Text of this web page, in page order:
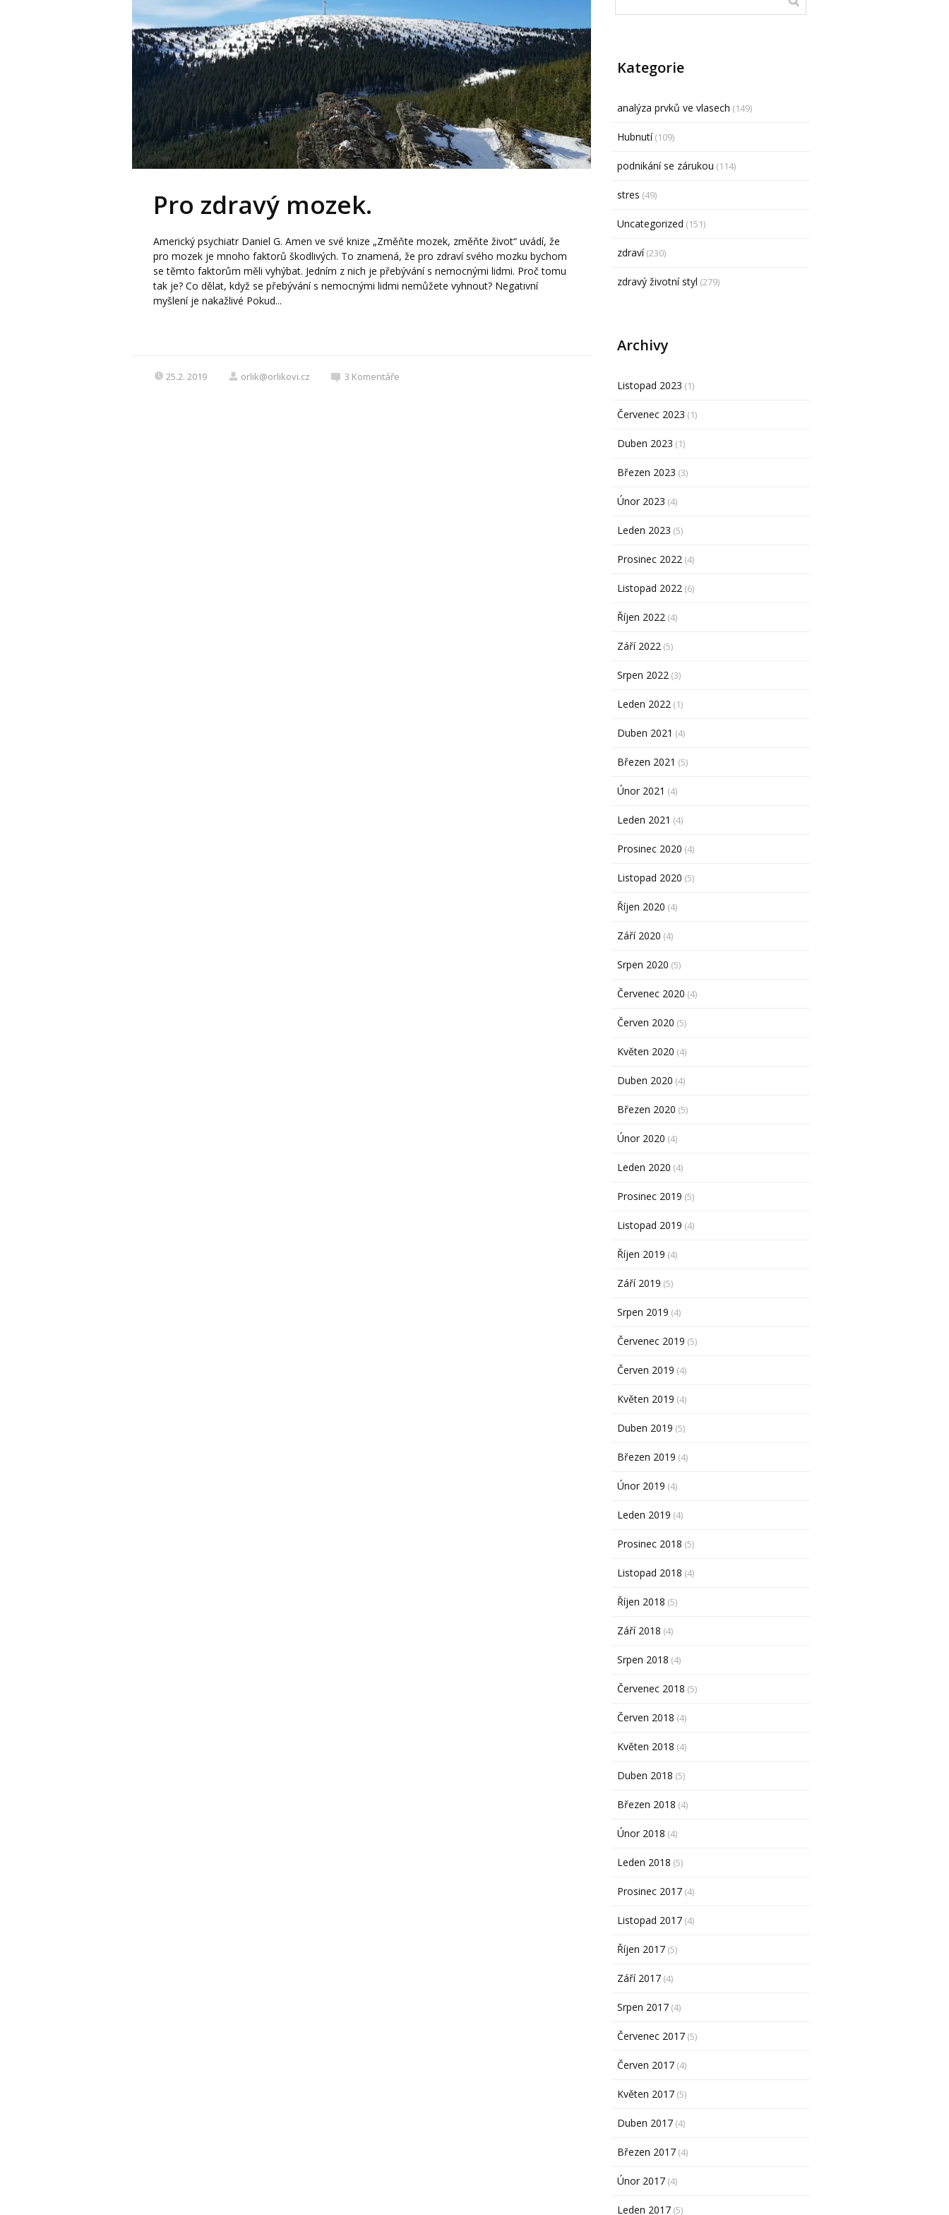
Pro zdravý mozek.
Americký psychiatr Daniel G. Amen ve své knize „Změňte mozek, změňte život“ uvádí, že
pro mozek je mnoho faktorů škodlivých. To znamená, že pro zdraví svého mozku bychom
se těmto faktorům měli vyhýbat. Jedním z nich je přebývání s nemocnými lidmi. Proč tomu
tak je? Co dělat, když se přebývání s nemocnými lidmi nemůžete vyhnout? Negativní
myšlení je nakažlivé Pokud...
25.2. 2019 orlik@orlikovi.cz 3 Komentáře
Kategorie
analýza prvků ve vlasech (149)
Hubnutí(109)
podnikání se zárukou (114)
stres (49)
Uncategorized (151)
zdraví(230)
zdravý životní styl (279)
Archivy
Listopad 2023 (1)
Červenec 2023 (1)
Duben 2023 (1)
Březen 2023 (3)
Únor 2023 (4)
Leden 2023 (5)
Prosinec 2022 (4)
Listopad 2022 (6)
Říjen 2022 (4)
Září 2022 (5)
Srpen 2022 (3)
Leden 2022 (1)
Duben 2021 (4)
Březen 2021 (5)
Únor 2021 (4)
Leden 2021 (4)
Prosinec 2020 (4)
Listopad 2020 (5)
Říjen 2020 (4)
Září 2020 (4)
Srpen 2020 (5)
Červenec 2020 (4)
Červen 2020 (5)
Květen 2020 (4)
Duben 2020 (4)
Březen 2020 (5)
Únor 2020 (4)
Leden 2020 (4)
Prosinec 2019 (5)
Listopad 2019 (4)
Říjen 2019 (4)
Září 2019 (5)
Srpen 2019 (4)
Červenec 2019 (5)
Červen 2019 (4)
Květen 2019 (4)
Duben 2019 (5)
Březen 2019 (4)
Únor 2019 (4)
Leden 2019 (4)
Prosinec 2018 (5)
Listopad 2018 (4)
Říjen 2018 (5)
Září 2018 (4)
Srpen 2018 (4)
Červenec 2018 (5)
Červen 2018 (4)
Květen 2018 (4)
Duben 2018 (5)
Březen 2018 (4)
Únor 2018 (4)
Leden 2018 (5)
Prosinec 2017 (4)
Listopad 2017 (4)
Říjen 2017 (5)
Září 2017 (4)
Srpen 2017 (4)
Červenec 2017 (5)
Červen 2017 (4)
Květen 2017 (5)
Duben 2017 (4)
Březen 2017 (4)
Únor 2017 (4)
Leden 2017 (5)